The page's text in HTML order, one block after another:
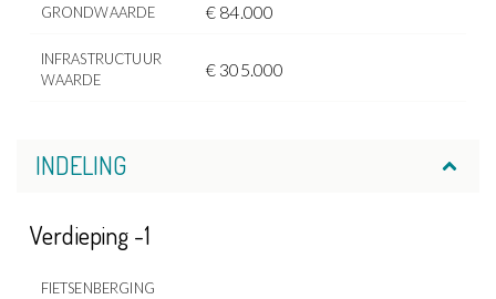
GRONDWAARDE € 84.000
INFRASTRUCTUUR
WAARDE
€ 305.000
INDELING
Verdieping -1
FIETSENBERGING